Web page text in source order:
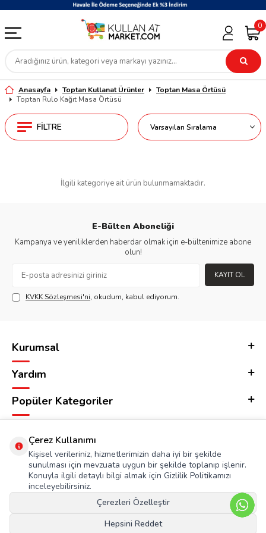
0
Anasayfa Toptan Kullanat Ürünler
Toptan Masa Örtüsü
Toptan Rulo Kağıt Masa Örtüsü
FILTRE
İlgili kategoriye ait ürün bulunmamaktadır.
E-Bülten Aboneliği
Kampanya ve yeniliklerden haberdar olmak için e-bültenimize abone
olun!
KAYIT OL
KVKK Sözleşmesi'ni, okudum, kabul ediyorum.
Kurumsal
Yardım
Popüler Kategoriler
Çerez Kullanımı
Kişisel verileriniz, hizmetlerimizin daha iyi bir şekilde
sunulması için mevzuata uygun bir şekilde toplanıp işlenir.
Konuyla ilgili detaylı bilgi almak için Gizlilik Politikamızı
inceleyebilirsiniz.
Çerezleri Özelleştir
Hepsini Reddet